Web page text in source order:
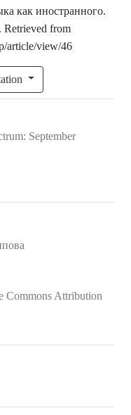
как иностранного.
Retrieved from
article/view/46
September
Commons Attribution